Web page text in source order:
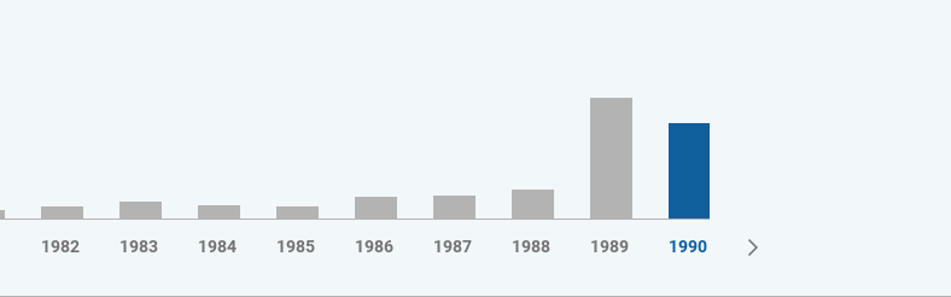
1982 1983 1984 1985 1986 1987 1988 1989 1990